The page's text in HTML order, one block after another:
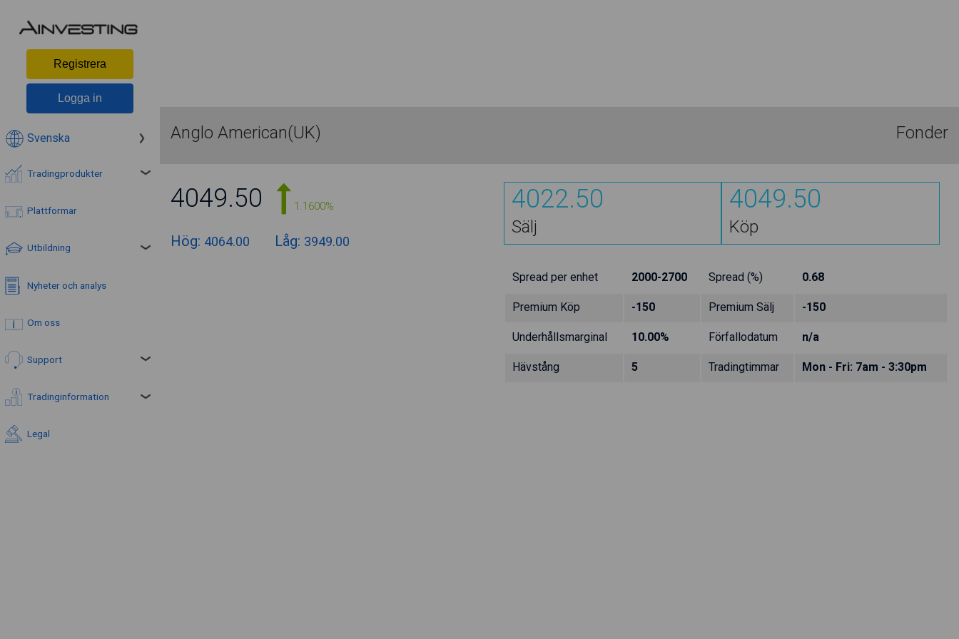
Registrera
Logga in
Svenska
Tradingprodukter
Plattformar
Utbildning
Nyheter och analys
Om oss
Support
Tradinginformation
Legal
Anglo American(UK) Fonder
4049.50 1.1600%
Hög: 4064.00 Låg: 3949.00
4022.50
Sälj
4049.50
Köp
Spread per enhet 2000-2700 Spread (%) 0.68
Premium Köp -150 Premium Sälj -150
Underhållsmarginal 10.00% Förfallodatum n/a
Hävstång 5 Tradingtimmar Mon - Fri: 7am - 3:30pm